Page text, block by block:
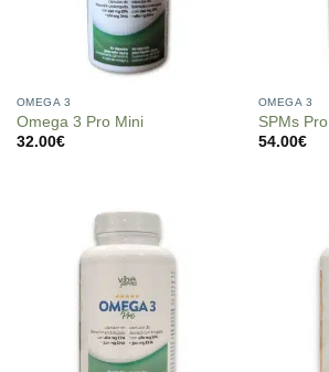
OMEGA 3
Omega 3 Pro Mini
32.00€
OMEGA 3
SPMs Pro
54.00€